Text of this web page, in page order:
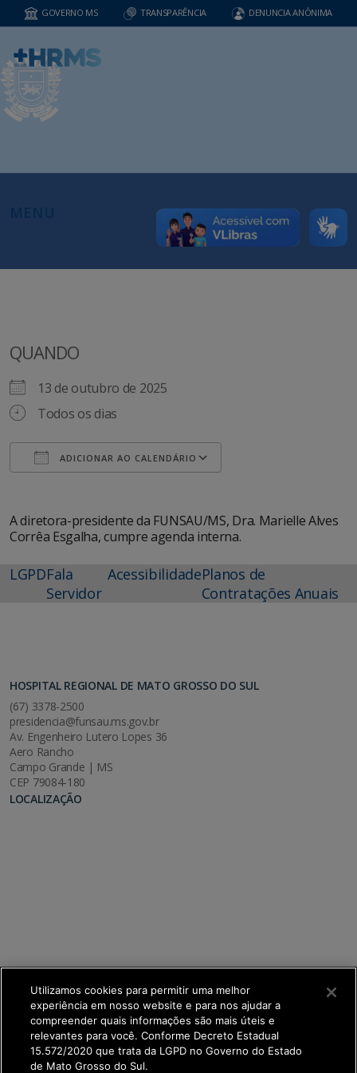
GOVERNO MS TRANSPARÊNCIA DENUNCIA ANÔNIMA
QUANDO
13 de outubro de 2025
Todos os dias
ADICIONAR AO CALENDÁRIO
A diretora-presidente da FUNSAU/MS, Dra. Marielle Alves
Corrêa Esgalha, cumpre agenda interna.
LGPDFala
Servidor
AcessibilidadePlanos de
Contratações Anuais
HOSPITAL REGIONAL DE MATO GROSSO DO SUL
(67) 3378-2500
presidencia@funsau.ms.gov.br
Av. Engenheiro Lutero Lopes 36
Aero Rancho
Campo Grande | MS
CEP 79084-180
LOCALIZAÇÃO
Utilizamos cookies para permitir uma melhor
experiência em nosso website e para nos ajudar a
compreender quais informações são mais úteis e
relevantes para você. Conforme Decreto Estadual
15.572/2020 que trata da LGPD no Governo do Estado
de Mato Grosso do Sul.